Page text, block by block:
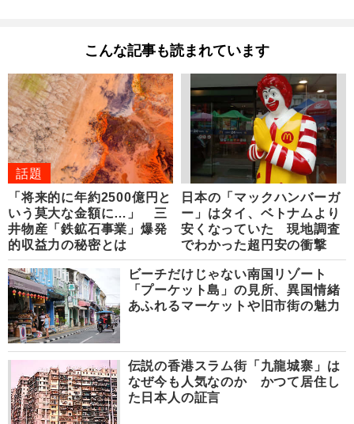
こんな記事も読まれています
話題
「将来的に年約2500億円と
いう莫大な金額に…」 三
井物産「鉄鉱石事業」爆発
的収益力の秘密とは
日本の「マックハンバーガ
ー」はタイ、ベトナムより
安くなっていた 現地調査
でわかった超円安の衝撃
ビーチだけじゃない南国リゾート
「プーケット島」の見所、異国情緒
あふれるマーケットや旧市街の魅力
伝説の香港スラム街「九龍城寨」は
なぜ今も人気なのか かつて居住し
た日本人の証言